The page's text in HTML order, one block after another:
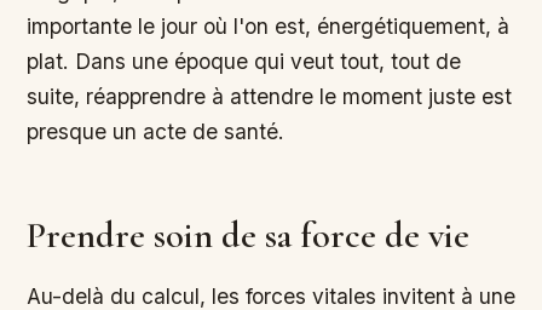
importante le jour où l'on est, énergétiquement, à
plat. Dans une époque qui veut tout, tout de
suite, réapprendre à attendre le moment juste est
presque un acte de santé.
Prendre soin de sa force de vie
Au-delà du calcul, les forces vitales invitent à une